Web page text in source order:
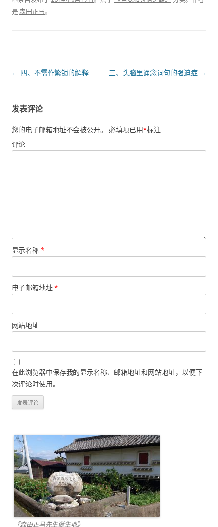
是森田正马。
文章导航
← 四、不需作繁锁的解释 三、头脑里诵念词句的强迫症 →
发表评论
您的电子邮箱地址不会被公开。 必填项已用*标注
评论
显示名称 *
电子邮箱地址 *
网站地址
在此浏览器中保存我的显示名称、邮箱地址和网站地址，以便下
次评论时使用。
《森田正马先生诞生地》